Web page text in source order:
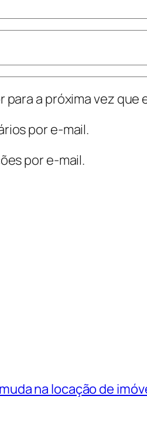
a próxima vez que
por e-mail.
por e-mail.
na locação de